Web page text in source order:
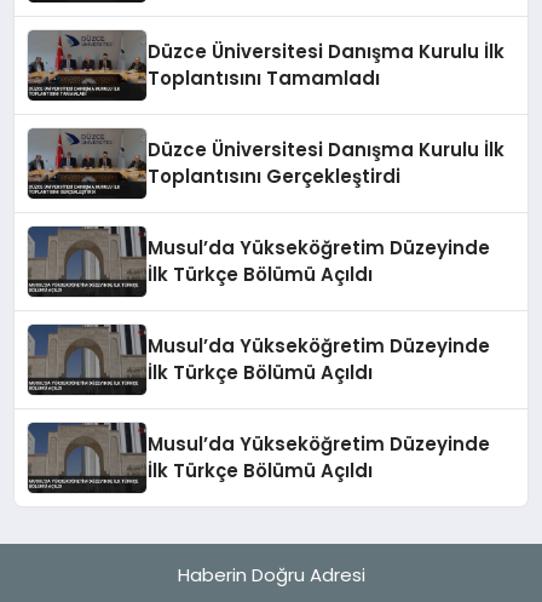
Düzce Üniversitesi Danışma Kurulu İlk
Toplantısını Tamamladı
Düzce Üniversitesi Danışma Kurulu İlk
Toplantısını Gerçekleştirdi
Musul’da Yükseköğretim Düzeyinde
İlk Türkçe Bölümü Açıldı
Musul’da Yükseköğretim Düzeyinde
İlk Türkçe Bölümü Açıldı
Musul’da Yükseköğretim Düzeyinde
İlk Türkçe Bölümü Açıldı
Haberin Doğru Adresi